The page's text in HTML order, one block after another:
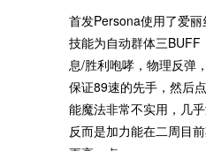
首发Persona使用了爱丽
技能为自动群体三
息/胜利咆哮，物理反弹
保证89速的先手，然后
能魔法非常不实用，几乎
反而是加力能在二周目